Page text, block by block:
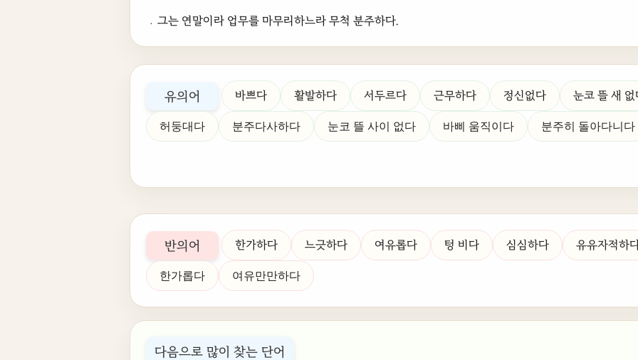
﹒그는 연말이라 업무를 마무리하느라 무척 분주하다.
유의어 바쁘다 활발하다 서두르다 근무하다 정신없다 눈코 뜰 새 없
허둥대다 분주다사하다 눈코 뜰 사이 없다 바삐 움직이다 분주히 돌아다니다
반의어 한가하다 느긋하다 여유롭다 텅 비다 심심하다 유유자적하
한가롭다 여유만만하다
다음으로 많이 찾는 단어